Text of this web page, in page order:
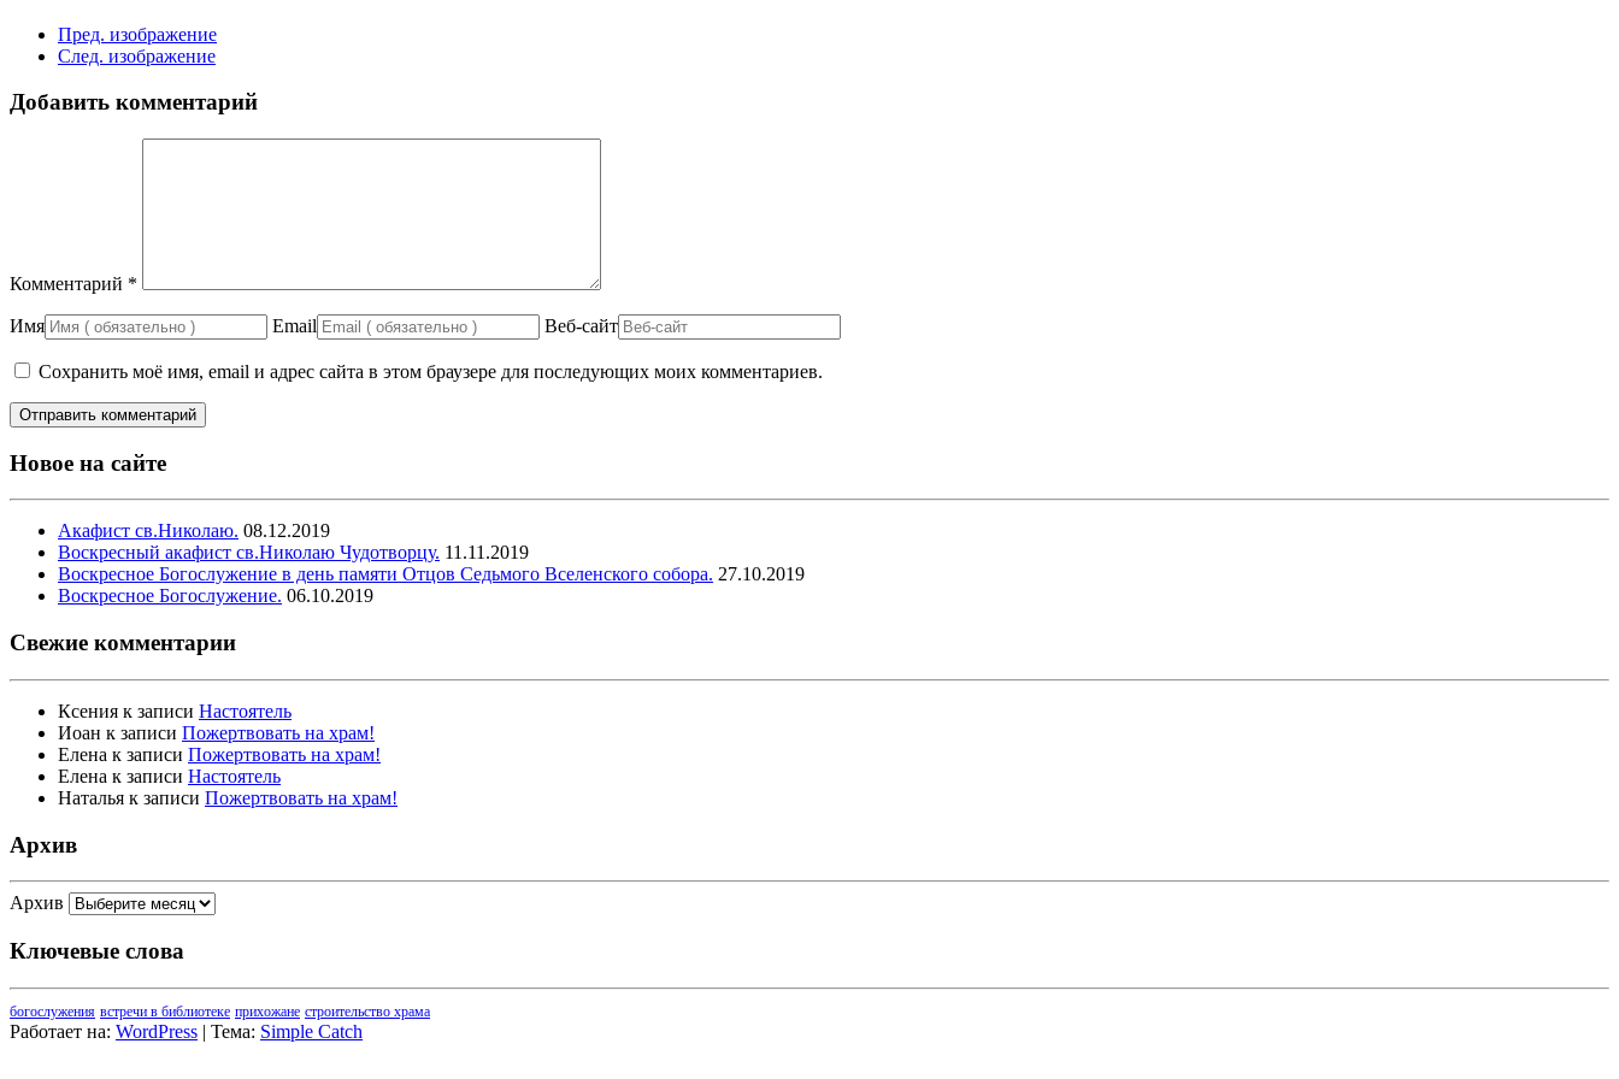
Пред. изображение
След. изображение
Добавить комментарий
Комментарий *
Имя Email Веб-сайт
Сохранить моё имя, email и адрес сайта в этом браузере для последующих моих комментариев.
Новое на сайте
Акафист св.Николаю. 08.12.2019
Воскресный акафист св.Николаю Чудотворцу. 11.11.2019
Воскресное Богослужение в день памяти Отцов Седьмого Вселенского собора. 27.10.2019
Воскресное Богослужение. 06.10.2019
Свежие комментарии
Ксения к записи Настоятель
Иоан к записи Пожертвовать на храм!
Елена к записи Пожертвовать на храм!
Елена к записи Настоятель
Наталья к записи Пожертвовать на храм!
Архив
Архив
Ключевые слова
богослужения встречи в библиотеке прихожане строительство храма
Работает на: WordPress | Тема: Simple Catch